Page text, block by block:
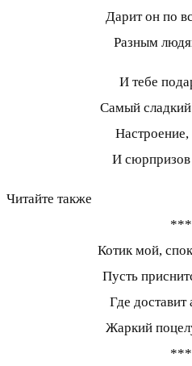
Дарит он по
Разным
И тебе
Самый
Настроение,
И
Читайте также
***
Котик мой,
Пусть
Где доставит
Жаркий
***